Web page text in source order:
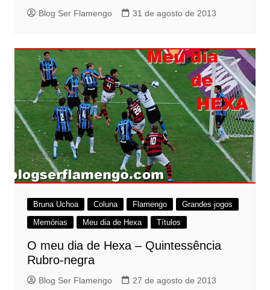
Blog Ser Flamengo 31 de agosto de 2013
Bruna Uchoa Coluna Flamengo
Grandes jogos
Memórias
Meu dia de Hexa Títulos
O meu dia de Hexa – Quintessência
Rubro-negra
Blog Ser Flamengo 27 de agosto de 2013